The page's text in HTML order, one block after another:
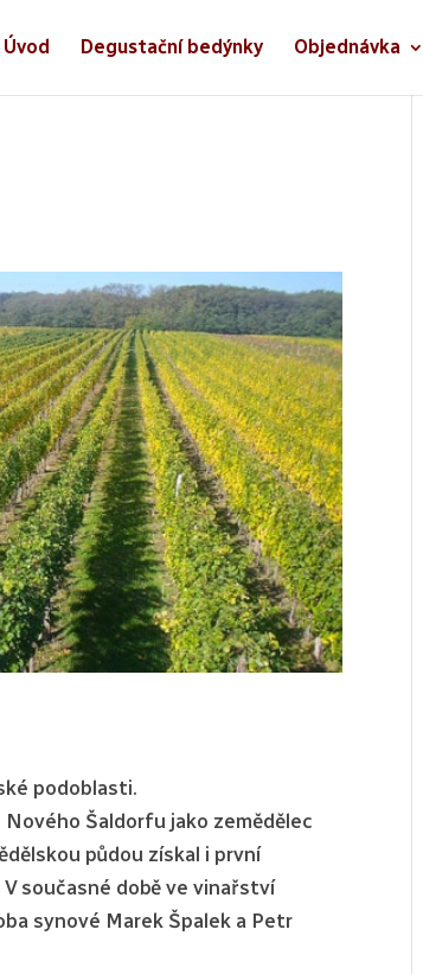
Úvod Degustační bedýnky Objednávka
podoblasti.
Šaldorfu jako zemědělec
půdou získal i první
současné době ve vinařství
synové Marek Špalek a Petr